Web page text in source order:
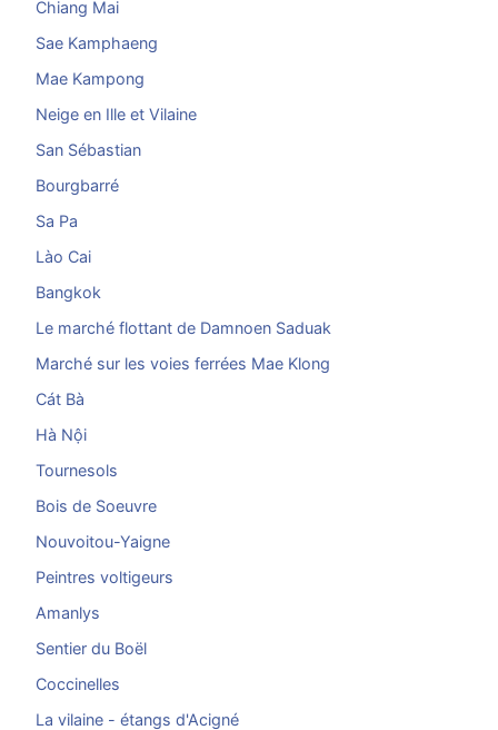
Chiang Mai
Sae Kamphaeng
Mae Kampong
Neige en Ille et Vilaine
San Sébastian
Bourgbarré
Sa Pa
Lào Cai
Bangkok
Le marché flottant de Damnoen Saduak
Marché sur les voies ferrées Mae Klong
Cát Bà
Hà Nội
Tournesols
Bois de Soeuvre
Nouvoitou-Yaigne
Peintres voltigeurs
Amanlys
Sentier du Boël
Coccinelles
La vilaine - étangs d'Acigné